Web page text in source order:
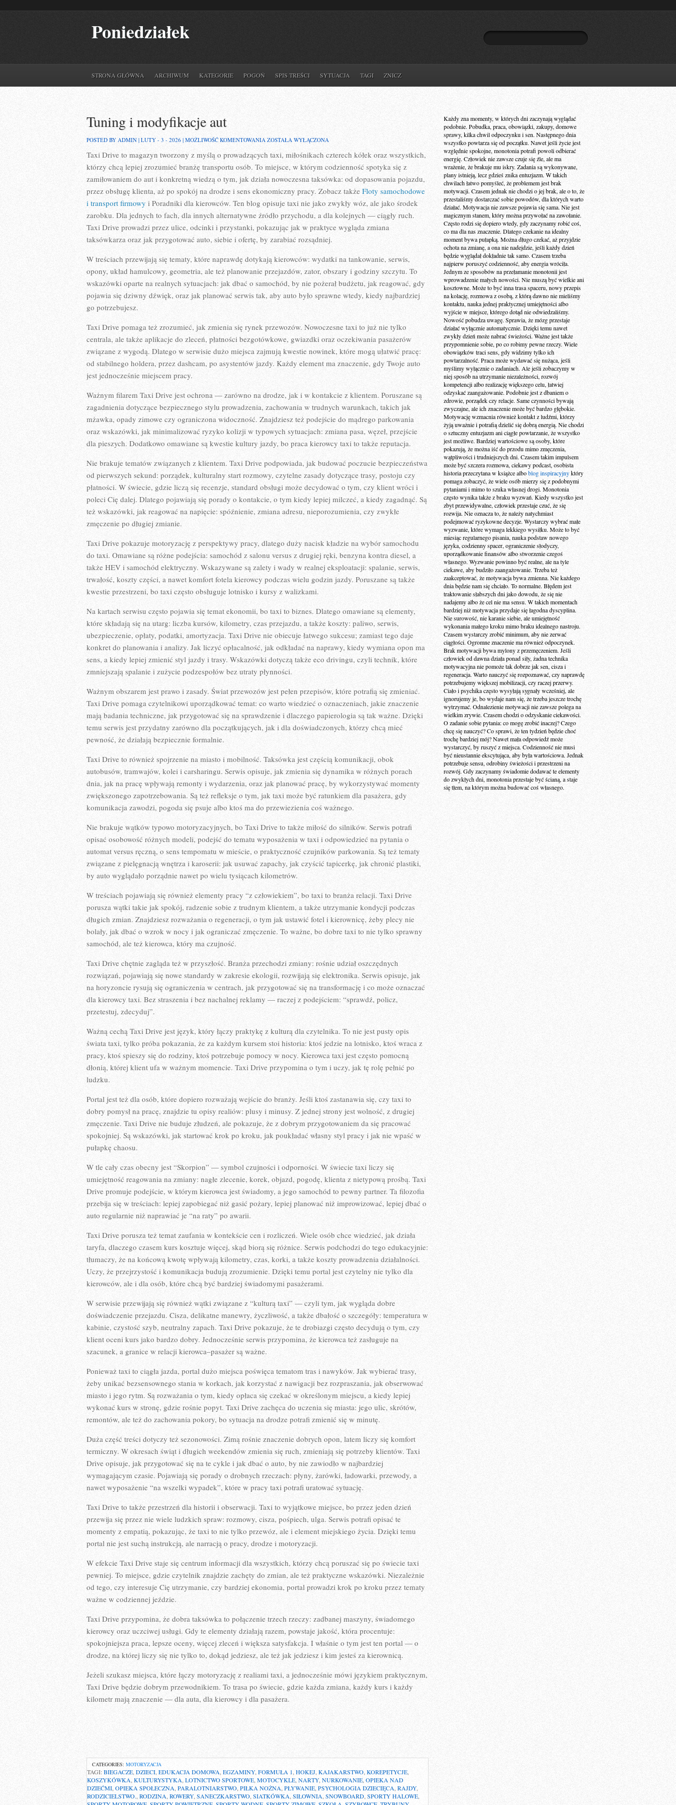
Poniedziałek
STRONA GŁÓWNA ARCHIWUM KATEGORIE POGOŃ SPIS TREŚCI SYTUACJA TAGI ZNICZ
Tuning i modyfikacje aut
POSTED BY ADMIN | LUTY - 3 - 2026 | MOŻLIWOŚĆ KOMENTOWANIA TUNING
MODYFIKACJE
ZOSTAŁA WYŁĄCZONA
Taxi Drive to magazyn tworzony z myślą o prowadzących taxi, miłośnikach czterech kółek oraz wszystkich,
którzy chcą lepiej zrozumieć branżę transportu osób. To miejsce, w którym codzienność spotyka się z
zamiłowaniem do aut i konkretną wiedzą o tym, jak działa nowoczesna taksówka: od dopasowania pojazdu,
przez obsługę klienta, aż po spokój na drodze i sens ekonomiczny pracy. Zobacz także Floty samochodowe
i transport firmowy i Poradniki dla kierowców. Ten blog opisuje taxi nie jako zwykły wóz, ale jako środek
zarobku. Dla jednych to fach, dla innych alternatywne źródło przychodu, a dla kolejnych — ciągły ruch.
Taxi Drive prowadzi przez ulice, odcinki i przystanki, pokazując jak w praktyce wygląda zmiana
taksówkarza oraz jak przygotować auto, siebie i ofertę, by zarabiać rozsądniej.
W treściach przewijają się tematy, które naprawdę dotykają kierowców: wydatki na tankowanie, serwis,
opony, układ hamulcowy, geometria, ale też planowanie przejazdów, zator, obszary i godziny szczytu. To
wskazówki oparte na realnych sytuacjach: jak dbać o samochód, by nie pożerał budżetu, jak reagować, gdy
pojawia się dziwny dźwięk, oraz jak planować serwis tak, aby auto było sprawne wtedy, kiedy najbardziej
go potrzebujesz.
Taxi Drive pomaga też zrozumieć, jak zmienia się rynek przewozów. Nowoczesne taxi to już nie tylko
centrala, ale także aplikacje do zleceń, płatności bezgotówkowe, gwiazdki oraz oczekiwania pasażerów
związane z wygodą. Dlatego w serwisie dużo miejsca zajmują kwestie nowinek, które mogą ułatwić pracę:
od stabilnego holdera, przez dashcam, po asystentów jazdy. Każdy element ma znaczenie, gdy Twoje auto
jest jednocześnie miejscem pracy.
Ważnym filarem Taxi Drive jest ochrona — zarówno na drodze, jak i w kontakcie z klientem. Poruszane są
zagadnienia dotyczące bezpiecznego stylu prowadzenia, zachowania w trudnych warunkach, takich jak
mżawka, opady zimowe czy ograniczona widoczność. Znajdziesz też podejście do mądrego parkowania
oraz wskazówki, jak minimalizować ryzyko kolizji w typowych sytuacjach: zmiana pasa, węzeł, przejście
dla pieszych. Dodatkowo omawiane są kwestie kultury jazdy, bo praca kierowcy taxi to także reputacja.
Nie brakuje tematów związanych z klientem. Taxi Drive podpowiada, jak budować poczucie bezpieczeństwa
od pierwszych sekund: porządek, kulturalny start rozmowy, czytelne zasady dotyczące trasy, postoju czy
płatności. W świecie, gdzie liczą się recenzje, standard obsługi może decydować o tym, czy klient wróci i
poleci Cię dalej. Dlatego pojawiają się porady o kontakcie, o tym kiedy lepiej milczeć, a kiedy zagadnąć. Są
też wskazówki, jak reagować na napięcie: spóźnienie, zmiana adresu, nieporozumienia, czy zwykłe
zmęczenie po długiej zmianie.
Taxi Drive pokazuje motoryzację z perspektywy pracy, dlatego duży nacisk kładzie na wybór samochodu
do taxi. Omawiane są różne podejścia: samochód z salonu versus z drugiej ręki, benzyna kontra diesel, a
także HEV i samochód elektryczny. Wskazywane są zalety i wady w realnej eksploatacji: spalanie, serwis,
trwałość, koszty części, a nawet komfort fotela kierowcy podczas wielu godzin jazdy. Poruszane są także
kwestie przestrzeni, bo taxi często obsługuje lotnisko i kursy z walizkami.
Na kartach serwisu często pojawia się temat ekonomii, bo taxi to biznes. Dlatego omawiane są elementy,
które składają się na utarg: liczba kursów, kilometry, czas przejazdu, a także koszty: paliwo, serwis,
ubezpieczenie, opłaty, podatki, amortyzacja. Taxi Drive nie obiecuje łatwego sukcesu; zamiast tego daje
konkret do planowania i analizy. Jak liczyć opłacalność, jak odkładać na naprawy, kiedy wymiana opon ma
sens, a kiedy lepiej zmienić styl jazdy i trasy. Wskazówki dotyczą także eco drivingu, czyli technik, które
zmniejszają spalanie i zużycie podzespołów bez utraty płynności.
Ważnym obszarem jest prawo i zasady. Świat przewozów jest pełen przepisów, które potrafią się zmieniać.
Taxi Drive pomaga czytelnikowi uporządkować temat: co warto wiedzieć o oznaczeniach, jakie znaczenie
mają badania techniczne, jak przygotować się na sprawdzenie i dlaczego papierologia są tak ważne. Dzięki
temu serwis jest przydatny zarówno dla początkujących, jak i dla doświadczonych, którzy chcą mieć
pewność, że działają bezpiecznie formalnie.
Taxi Drive to również spojrzenie na miasto i mobilność. Taksówka jest częścią komunikacji, obok
autobusów, tramwajów, kolei i carsharingu. Serwis opisuje, jak zmienia się dynamika w różnych porach
dnia, jak na pracę wpływają remonty i wydarzenia, oraz jak planować pracę, by wykorzystywać momenty
zwiększonego zapotrzebowania. Są też refleksje o tym, jak taxi może być ratunkiem dla pasażera, gdy
komunikacja zawodzi, pogoda się psuje albo ktoś ma do przewiezienia coś ważnego.
Nie brakuje wątków typowo motoryzacyjnych, bo Taxi Drive to także miłość do silników. Serwis potrafi
opisać osobowość różnych modeli, podejść do tematu wyposażenia w taxi i odpowiedzieć na pytania o
automat versus ręczną, o sens tempomatu w mieście, o praktyczność czujników parkowania. Są też tematy
związane z pielęgnacją wnętrza i karoserii: jak usuwać zapachy, jak czyścić tapicerkę, jak chronić plastiki,
by auto wyglądało porządnie nawet po wielu tysiącach kilometrów.
W treściach pojawiają się również elementy pracy “z człowiekiem”, bo taxi to branża relacji. Taxi Drive
porusza wątki takie jak spokój, radzenie sobie z trudnym klientem, a także utrzymanie kondycji podczas
długich zmian. Znajdziesz rozważania o regeneracji, o tym jak ustawić fotel i kierownicę, żeby plecy nie
bolały, jak dbać o wzrok w nocy i jak ograniczać zmęczenie. To ważne, bo dobre taxi to nie tylko sprawny
samochód, ale też kierowca, który ma czujność.
Taxi Drive chętnie zagląda też w przyszłość. Branża przechodzi zmiany: rośnie udział oszczędnych
rozwiązań, pojawiają się nowe standardy w zakresie ekologii, rozwijają się elektronika. Serwis opisuje, jak
na horyzoncie rysują się ograniczenia w centrach, jak przygotować się na transformację i co może oznaczać
dla kierowcy taxi. Bez straszenia i bez nachalnej reklamy — raczej z podejściem: “sprawdź, policz,
przetestuj, zdecyduj”.
Ważną cechą Taxi Drive jest język, który łączy praktykę z kulturą dla czytelnika. To nie jest pusty opis
świata taxi, tylko próba pokazania, że za każdym kursem stoi historia: ktoś jedzie na lotnisko, ktoś wraca z
pracy, ktoś spieszy się do rodziny, ktoś potrzebuje pomocy w nocy. Kierowca taxi jest często pomocną
dłonią, której klient ufa w ważnym momencie. Taxi Drive przypomina o tym i uczy, jak tę rolę pełnić po
ludzku.
Portal jest też dla osób, które dopiero rozważają wejście do branży. Jeśli ktoś zastanawia się, czy taxi to
dobry pomysł na pracę, znajdzie tu opisy realiów: plusy i minusy. Z jednej strony jest wolność, z drugiej
zmęczenie. Taxi Drive nie buduje złudzeń, ale pokazuje, że z dobrym przygotowaniem da się pracować
spokojniej. Są wskazówki, jak startować krok po kroku, jak poukładać własny styl pracy i jak nie wpaść w
pułapkę chaosu.
W tle cały czas obecny jest “Skorpion” — symbol czujności i odporności. W świecie taxi liczy się
umiejętność reagowania na zmiany: nagłe zlecenie, korek, objazd, pogodę, klienta z nietypową prośbą. Taxi
Drive promuje podejście, w którym kierowca jest świadomy, a jego samochód to pewny partner. Ta filozofia
przebija się w treściach: lepiej zapobiegać niż gasić pożary, lepiej planować niż improwizować, lepiej dbać o
auto regularnie niż naprawiać je “na raty” po awarii.
Taxi Drive porusza też temat zaufania w kontekście cen i rozliczeń. Wiele osób chce wiedzieć, jak działa
taryfa, dlaczego czasem kurs kosztuje więcej, skąd biorą się różnice. Serwis podchodzi do tego edukacyjnie:
tłumaczy, że na końcową kwotę wpływają kilometry, czas, korki, a także koszty prowadzenia działalności.
Uczy, że przejrzystość i komunikacja budują zrozumienie. Dzięki temu portal jest czytelny nie tylko dla
kierowców, ale i dla osób, które chcą być bardziej świadomymi pasażerami.
W serwisie przewijają się również wątki związane z “kulturą taxi” — czyli tym, jak wygląda dobre
doświadczenie przejazdu. Cisza, delikatne manewry, życzliwość, a także dbałość o szczegóły: temperatura w
kabinie, czystość szyb, neutralny zapach. Taxi Drive pokazuje, że te drobiazgi często decydują o tym, czy
klient oceni kurs jako bardzo dobry. Jednocześnie serwis przypomina, że kierowca też zasługuje na
szacunek, a granice w relacji kierowca–pasażer są ważne.
Ponieważ taxi to ciągła jazda, portal dużo miejsca poświęca tematom tras i nawyków. Jak wybierać trasy,
żeby unikać bezsensownego stania w korkach, jak korzystać z nawigacji bez rozpraszania, jak obserwować
miasto i jego rytm. Są rozważania o tym, kiedy opłaca się czekać w określonym miejscu, a kiedy lepiej
wykonać kurs w stronę, gdzie rośnie popyt. Taxi Drive zachęca do uczenia się miasta: jego ulic, skrótów,
remontów, ale też do zachowania pokory, bo sytuacja na drodze potrafi zmienić się w minutę.
Duża część treści dotyczy też sezonowości. Zimą rośnie znaczenie dobrych opon, latem liczy się komfort
termiczny. W okresach świąt i długich weekendów zmienia się ruch, zmieniają się potrzeby klientów. Taxi
Drive opisuje, jak przygotować się na te cykle i jak dbać o auto, by nie zawiodło w najbardziej
wymagającym czasie. Pojawiają się porady o drobnych rzeczach: płyny, żarówki, ładowarki, przewody, a
nawet wyposażenie “na wszelki wypadek”, które w pracy taxi potrafi uratować sytuację.
Taxi Drive to także przestrzeń dla historii i obserwacji. Taxi to wyjątkowe miejsce, bo przez jeden dzień
przewija się przez nie wiele ludzkich spraw: rozmowy, cisza, pośpiech, ulga. Serwis potrafi opisać te
momenty z empatią, pokazując, że taxi to nie tylko przewóz, ale i element miejskiego życia. Dzięki temu
portal nie jest suchą instrukcją, ale narracją o pracy, drodze i motoryzacji.
W efekcie Taxi Drive staje się centrum informacji dla wszystkich, którzy chcą poruszać się po świecie taxi
pewniej. To miejsce, gdzie czytelnik znajdzie zachęty do zmian, ale też praktyczne wskazówki. Niezależnie
od tego, czy interesuje Cię utrzymanie, czy bardziej ekonomia, portal prowadzi krok po kroku przez tematy
ważne w codziennej jeździe.
Taxi Drive przypomina, że dobra taksówka to połączenie trzech rzeczy: zadbanej maszyny, świadomego
kierowcy oraz uczciwej usługi. Gdy te elementy działają razem, powstaje jakość, która procentuje:
spokojniejsza praca, lepsze oceny, więcej zleceń i większa satysfakcja. I właśnie o tym jest ten portal — o
drodze, na której liczy się nie tylko to, dokąd jedziesz, ale też jak jedziesz i kim jesteś za kierownicą.
Jeżeli szukasz miejsca, które łączy motoryzację z realiami taxi, a jednocześnie mówi językiem praktycznym,
Taxi Drive będzie dobrym przewodnikiem. To trasa po świecie, gdzie każda zmiana, każdy kurs i każdy
kilometr mają znaczenie — dla auta, dla kierowcy i dla pasażera.
CATEGORIES: MOTORYZACJA
TAGI:BIEGACZE, DZIECI EDUKACJA DOMOWA, EGZAMINY, FORMUŁA 1 HOKEJ, KAJAKARSTWO, KOREPETYCJE,
KOSZYKÓWKA KULTURYSTYKA LOTNICTWO SPORTOWE MOTOCYKLE NARTY, NURKOWANIE, OPIEKA NAD
DZIEĆMI OPIEKA SPOŁECZNA PARALOTNIARSTWO PIŁKA NOŻNA PŁYWANIE PSYCHOLOGIA DZIECIĘCA RAJDY,
RODZICIELSTWO. RODZINA ROWERY, SANECZKARSTWO SIATKÓWKA, SIŁOWNIA SNOWBOARD SPORTY HALOWE
Każdy zna momenty, w których dni zaczynają wyglądać
podobnie. Pobudka, praca, obowiązki, zakupy, domowe
sprawy, kilka chwil odpoczynku i sen. Następnego dnia
wszystko powtarza się od początku. Nawet jeśli życie jest
względnie spokojne, monotonia potrafi powoli odbierać
energię. Człowiek nie zawsze czuje się źle, ale ma
wrażenie, że brakuje mu iskry. Zadania są wykonywane,
plany istnieją, lecz gdzieś znika entuzjazm. W takich
chwilach łatwo pomyśleć, że problemem jest brak
motywacji. Czasem jednak nie chodzi o jej brak, ale o to, że
przestaliśmy dostarczać sobie powodów, dla których warto
działać. Motywacja nie zawsze pojawia się sama. Nie jest
magicznym stanem, który można przywołać na zawołanie.
Często rodzi się dopiero wtedy, gdy zaczynamy robić coś,
co ma dla nas znaczenie. Dlatego czekanie na idealny
moment bywa pułapką. Można długo czekać, aż przyjdzie
ochota na zmianę, a ona nie nadejdzie, jeśli każdy dzień
będzie wyglądał dokładnie tak samo. Czasem trzeba
najpierw poruszyć codzienność, aby energia wróciła.
Jednym ze sposobów na przełamanie monotonii jest
wprowadzenie małych nowości. Nie muszą być wielkie ani
kosztowne. Może to być inna trasa spaceru, nowy przepis
na kolację, rozmowa z osobą, z którą dawno nie mieliśmy
kontaktu, nauka jednej praktycznej umiejętności albo
wyjście w miejsce, którego dotąd nie odwiedzaliśmy.
Nowość pobudza uwagę. Sprawia, że mózg przestaje
działać wyłącznie automatycznie. Dzięki temu nawet
zwykły dzień może nabrać świeżości. Ważne jest także
przypomnienie sobie, po co robimy pewne rzeczy. Wiele
obowiązków traci sens, gdy widzimy tylko ich
powtarzalność. Praca może wydawać się nużąca, jeśli
myślimy wyłącznie o zadaniach. Ale jeśli zobaczymy w
niej sposób na utrzymanie niezależności, rozwój
kompetencji albo realizację większego celu, łatwiej
odzyskać zaangażowanie. Podobnie jest z dbaniem o
zdrowie, porządek czy relacje. Same czynności bywają
zwyczajne, ale ich znaczenie może być bardzo głębokie.
Motywację wzmacnia również kontakt z ludźmi, którzy
żyją uważnie i potrafią dzielić się dobrą energią. Nie chodzi
o sztuczny entuzjazm ani ciągłe powtarzanie, że wszystko
jest możliwe. Bardziej wartościowe są osoby, które
pokazują, że można iść do przodu mimo zmęczenia,
wątpliwości i trudniejszych dni. Czasem takim impulsem
może być szczera rozmowa, ciekawy podcast, osobista
historia przeczytana w książce alboblog inspiracyjnyktóry
pomaga zobaczyć, że wiele osób mierzy się z podobnymi
pytaniami i mimo to szuka własnej drogi. Monotonia
często wynika także z braku wyzwań. Kiedy wszystko jest
zbyt przewidywalne, człowiek przestaje czuć, że się
rozwija. Nie oznacza to, że należy natychmiast
podejmować ryzykowne decyzje. Wystarczy wybrać małe
wyzwanie, które wymaga lekkiego wysiłku. Może to być
miesiąc regularnego pisania, nauka podstaw nowego
języka, codzienny spacer, ograniczenie słodyczy,
uporządkowanie finansów albo stworzenie czegoś
własnego. Wyzwanie powinno być realne, ale na tyle
ciekawe, aby budziło zaangażowanie. Trzeba też
zaakceptować, że motywacja bywa zmienna. Nie każdego
dnia będzie nam się chciało. To normalne. Błędem jest
traktowanie słabszych dni jako dowodu, że się nie
nadajemy albo że cel nie ma sensu. W takich momentach
bardziej niż motywacja przydaje się łagodna dyscyplina.
Nie surowość, nie karanie siebie, ale umiejętność
wykonania małego kroku mimo braku idealnego nastroju.
Czasem wystarczy zrobić minimum, aby nie zerwać
ciągłości. Ogromne znaczenie ma również odpoczynek.
Brak motywacji bywa mylony z przemęczeniem. Jeśli
człowiek od dawna działa ponad siły, żadna technika
motywacyjna nie pomoże tak dobrze jak sen, cisza i
regeneracja. Warto nauczyć się rozpoznawać, czy naprawdę
potrzebujemy większej mobilizacji, czy raczej przerwy.
Ciało i psychika często wysyłają sygnały wcześniej, ale
ignorujemy je, bo wydaje nam się, że trzeba jeszcze trochę
wytrzymać. Odnalezienie motywacji nie zawsze polega na
wielkim zrywie. Czasem chodzi o odzyskanie ciekawości.
O zadanie sobie pytania: co mogę zrobić inaczej? Czego
chcę się nauczyć? Co sprawi, że ten tydzień będzie choć
trochę bardziej mój? Nawet mała odpowiedź może
wystarczyć, by ruszyć z miejsca. Codzienność nie musi
być nieustannie ekscytująca, aby była wartościowa. Jednak
potrzebuje sensu, odrobiny świeżości i przestrzeni na
rozwój. Gdy zaczynamy świadomie dodawać te elementy
do zwykłych dni, monotonia przestaje być ścianą, a staje
się tłem, na którym można budować coś własnego.